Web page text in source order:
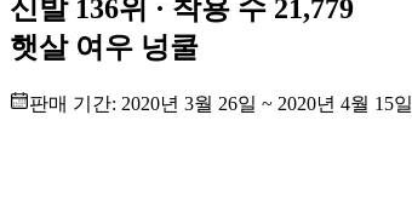
신발 136위 · 착용 수 21,779
햇살 여우 넝쿨
판매 기간: 2020년 3월 26일 ~ 2020년 4월 15일